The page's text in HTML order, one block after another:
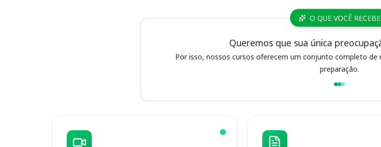
Cursos DEMLURB O QUE VOCÊ RECEBE
Queremos que sua única
Por isso, nossos cursos oferecem um conjunto completo de
preparação.